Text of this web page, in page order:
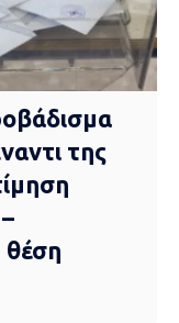
της
θέση